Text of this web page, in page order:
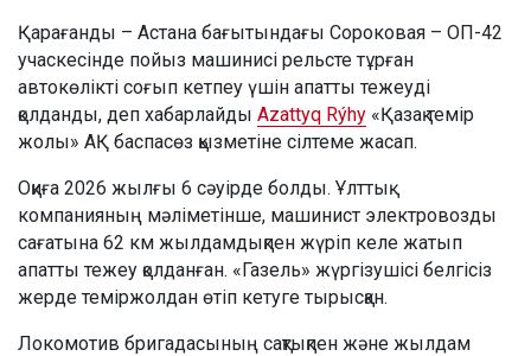
Қарағанды – Астана бағытындағы Сороковая – ОП-42
учаскесінде пойыз машинисі рельсте тұрған
автокөлікті соғып кетпеу үшін апатты тежеуді
қолданды, деп хабарлайды Azattyq Rýhy «Қазақ темір
жолы» АҚ баспасөз қызметіне сілтеме жасап.
Оқиға 2026 жылғы 6 сәуірде болды. Ұлттық
компанияның мәліметінше, машинист электровозды
сағатына 62 км жылдамдықпен жүріп келе жатып
апатты тежеу қолданған. «Газель» жүргізушісі белгісіз
жерде теміржолдан өтіп кетуге тырысқан.
Локомотив бригадасының сақтықпен және жылдам